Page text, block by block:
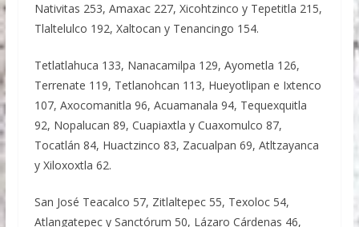
Nativitas 253, Amaxac 227, Xicohtzinco y Tepetitla 215,
Tlaltelulco 192, Xaltocan y Tenancingo 154.
Tetlatlahuca 133, Nanacamilpa 129, Ayometla 126,
Terrenate 119, Tetlanohcan 113, Hueyotlipan e Ixtenco
107, Axocomanitla 96, Acuamanala 94, Tequexquitla
92, Nopalucan 89, Cuapiaxtla y Cuaxomulco 87,
Tocatlán 84, Huactzinco 83, Zacualpan 69, Atltzayanca
y Xiloxoxtla 62.
San José Teacalco 57, Zitlaltepec 55, Texoloc 54,
Atlangatepec y Sanctórum 50, Lázaro Cárdenas 46,